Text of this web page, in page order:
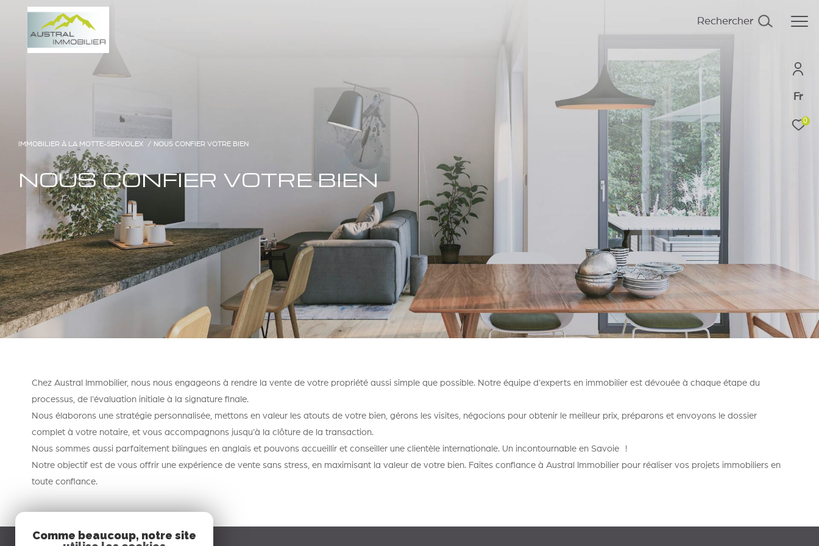
Fr
0
Rechercher
IMMOBILIER À LA MOTTE-SERVOLEX NOUS CONFIER VOTRE BIEN
NOUS CONFIER VOTRE BIEN
Chez Austral Immobilier, nous nous engageons à rendre la vente de votre propriété aussi simple que possible. Notre équipe d'experts en immobilier est dévouée à chaque étape du
processus, de l'évaluation initiale à la signature finale.
Nous élaborons une stratégie personnalisée, mettons en valeur les atouts de votre bien, gérons les visites, négocions pour obtenir le meilleur prix, préparons et envoyons le dossier
complet à votre notaire, et vous accompagnons jusqu'à la clôture de la transaction.
Nous sommes aussi parfaitement bilingues en anglais et pouvons accueillir et conseiller une clientèle internationale. Un incontournable en Savoie !
Notre objectif est de vous offrir une expérience de vente sans stress, en maximisant la valeur de votre bien. Faites confiance à Austral Immobilier pour réaliser vos projets immobiliers en
toute confiance.
Comme beaucoup, notre site